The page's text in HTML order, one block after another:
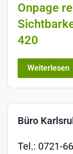
Onpage
420
Weiterlesen
Büro
Tel.: 0721-